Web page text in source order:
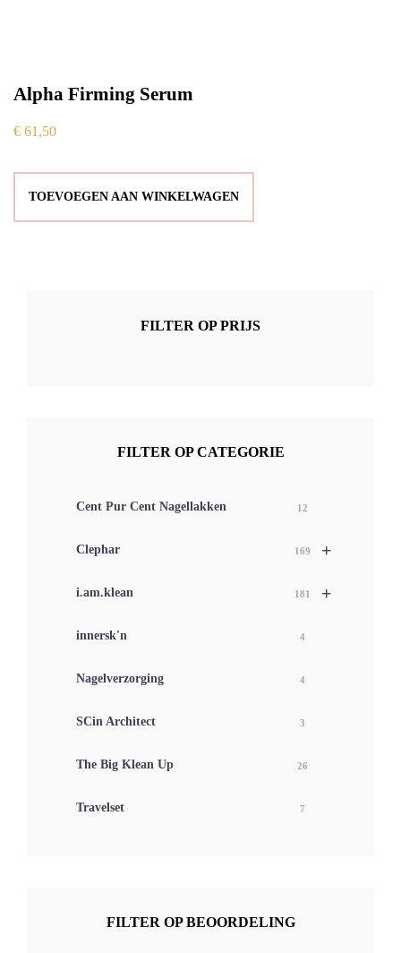
Alpha Firming Serum
€ 61,50
TOEVOEGEN AAN WINKELWAGEN
FILTER OP PRIJS
FILTER OP CATEGORIE
Cent Pur Cent Nagellakken 12
+
Clephar 169
+
i.am.klean 181
innersk'n 4
Nagelverzorging 4
SCin Architect 3
The Big Klean Up 26
Travelset 7
FILTER OP BEOORDELING